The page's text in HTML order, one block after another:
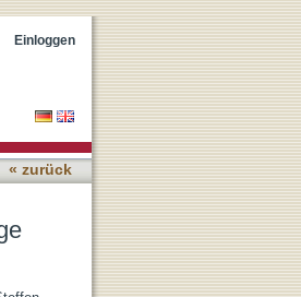
Einloggen
« zurück